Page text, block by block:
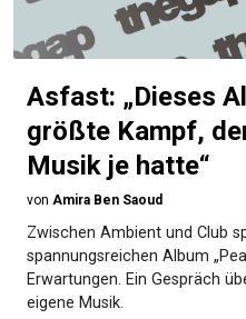
Asfast: „Dieses
größte Kampf,
Musik je hatte“
von Amira Ben Saoud
Zwischen Ambient und Club
spannungsreichen Album
Erwartungen. Ein Gespräch
eigene Musik.